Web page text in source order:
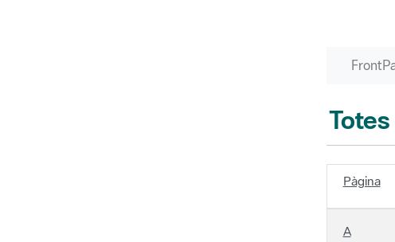
Pàgina
A